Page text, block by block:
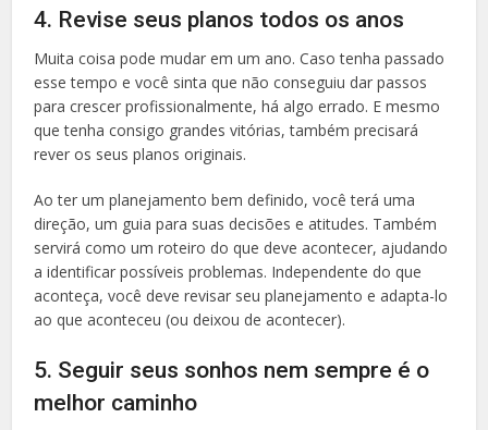
4. Revise seus planos todos os anos
Muita coisa pode mudar em um ano. Caso tenha passado
esse tempo e você sinta que não conseguiu dar passos
para crescer profissionalmente, há algo errado. E mesmo
que tenha consigo grandes vitórias, também precisará
rever os seus planos originais.
Ao ter um planejamento bem definido, você terá uma
direção, um guia para suas decisões e atitudes. Também
servirá como um roteiro do que deve acontecer, ajudando
a identificar possíveis problemas. Independente do que
aconteça, você deve revisar seu planejamento e adapta-lo
ao que aconteceu (ou deixou de acontecer).
5. Seguir seus sonhos nem sempre é o
melhor caminho